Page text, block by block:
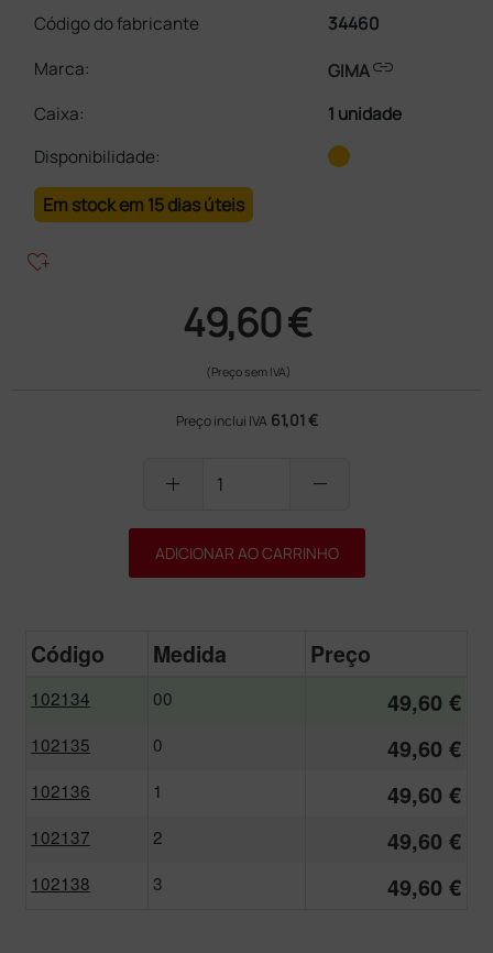
Código do fabricante
34460
Marca:
GIMAlink
Caixa:
1 unidade
Disponibilidade:
Em stock em 15 dias úteis
heart_plus
49,60 €
(Preço sem IVA)
Preço inclui IVA 61,01 €
add remove
ADICIONAR AO CARRINHO
Código Medida Preço
102134 00 49,60 €
102135 0 49,60 €
102136 1 49,60 €
102137 2 49,60 €
102138 3 49,60 €